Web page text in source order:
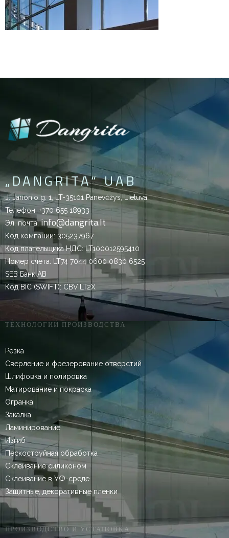
„DANGRITA“ UAB
J. Janonio g. 1, LT-35101 Panevėžys, Lietuva
Телефон: +370 655 18933
Эл. почта:info@dangrita.lt
Код компании: 305237967
Код плательщика НДС: LT100012595410
Номер счета: LT74 7044 0600 0830 6525
SEB Банк AB
Код BIC (SWIFT): CBVILT2X
ТЕХНОЛОГИИ ПРОИЗВОДСТВА
Резка
Сверление и фрезерование отверстий
Шлифовка и полировка
Матирование и покраска
Огранка
Закалка
Ламинирование
Изгиб
Пескоструйная обработка
Склеивание силиконом
Склеивание в УФ-среде
Защитные, декоративные пленки
ПРОИЗВОДСТВО И УСТАНОВКА